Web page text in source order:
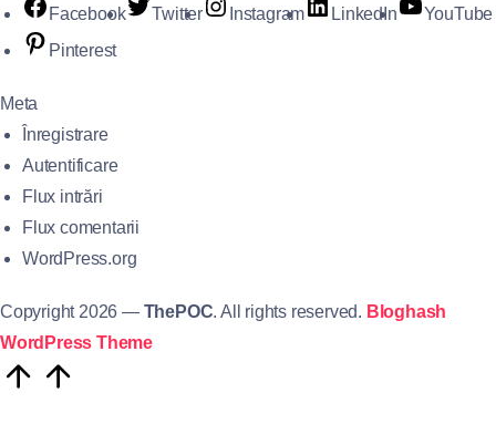
Facebook Twitter Instagram LinkedIn
YouTube
Pinterest
Meta
Înregistrare
Autentificare
Flux intrări
Flux comentarii
WordPress.org
Copyright 2026 — ThePOC. All rights reserved. Bloghash
WordPress Theme